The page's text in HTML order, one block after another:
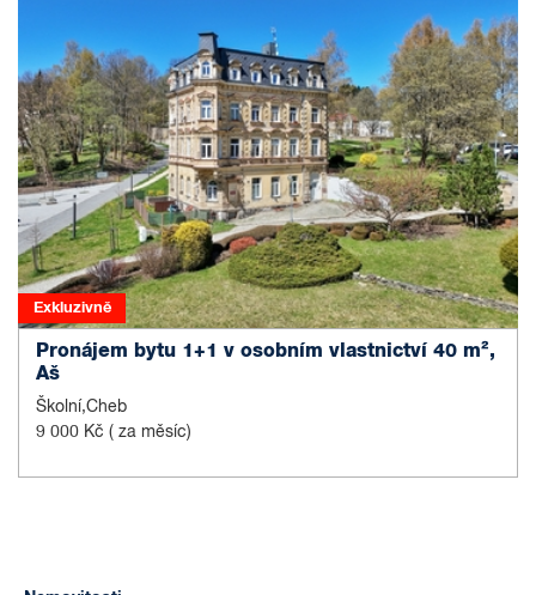
Exkluzivně
Pronájem bytu 1+1 v osobním vlastnictví 40 m²,
Aš
Školní,Cheb
9 000 Kč ( za měsíc)